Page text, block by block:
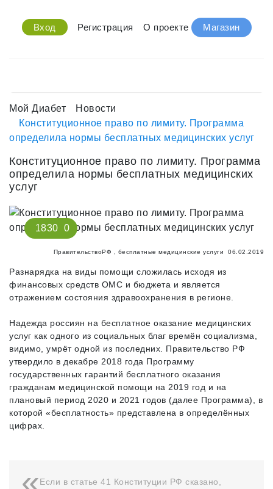
Вход Регистрация О проекте Магазин
Мой Диабет
Новости
Конституционное право по лимиту. Программа
определила нормы бесплатных медицинских услуг
Конституционное право по лимиту. Программа
определила нормы бесплатных медицинских
услуг
1830 0
ПравительствоРФ бесплатные медицинские услуги 06.02.2019
Разнарядка на виды помощи сложилась исходя из
финансовых средств ОМС и бюджета и является
отражением состояния здравоохранения в регионе.
Надежда россиян на бесплатное оказание медицинских
услуг как одного из социальных благ времён социализма,
видимо, умрёт одной из последних. Правительство РФ
утвердило в декабре 2018 года Программу
государственных гарантий бесплатного оказания
гражданам медицинской помощи на 2019 год и на
плановый период 2020 и 2021 годов (далее Программа), в
которой «бесплатность» представлена в определённых
цифрах.
Если в статье 41 Конституции РФ сказано,